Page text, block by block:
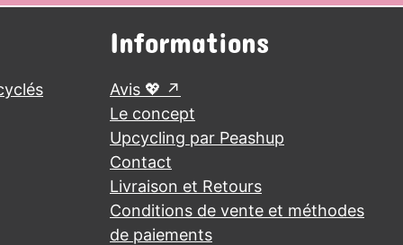
Informations
Avis 💖
Le concept
Upcycling par Peashup
Contact
Livraison et Retours
Conditions de vente et méthodes
de paiements